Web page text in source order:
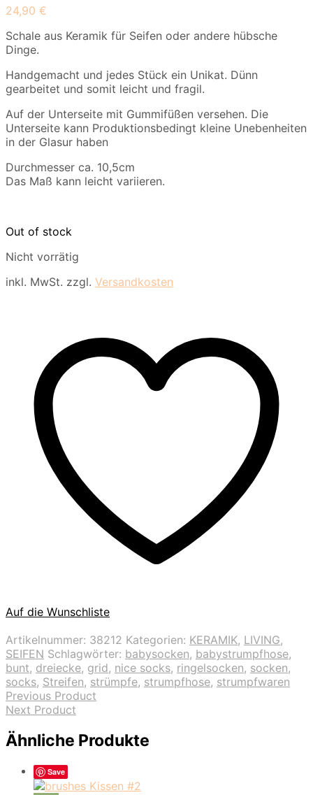
24,90 €
Schale aus Keramik für Seifen oder andere hübsche
Dinge.
Handgemacht und jedes Stück ein Unikat. Dünn
gearbeitet und somit leicht und fragil.
Auf der Unterseite mit Gummifüßen versehen. Die
Unterseite kann Produktionsbedingt kleine Unebenheiten
in der Glasur haben
Durchmesser ca. 10,5cm
Das Maß kann leicht variieren.
Out of stock
Nicht vorrätig
inkl. MwSt. zzgl. Versandkosten
Auf die Wunschliste
Artikelnummer: 38212 Kategorien: KERAMIK, LIVING,
SEIFEN Schlagwörter: babysocken, babystrumpfhose,
bunt, dreiecke, grid, nice socks, ringelsocken, socken,
socks, Streifen, strümpfe, strumpfhose, strumpfwaren
Previous Product
Next Product
Ähnliche Produkte
Save